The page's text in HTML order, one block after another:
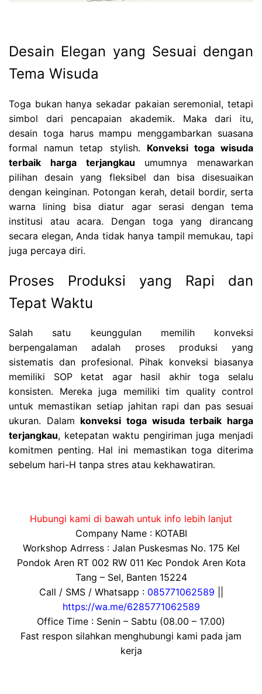
Desain Elegan yang Sesuai dengan
Tema Wisuda
Toga bukan hanya sekadar pakaian seremonial, tetapi
simbol dari pencapaian akademik. Maka dari itu,
desain toga harus mampu menggambarkan suasana
formal namun tetap stylish. Konveksi toga wisuda
terbaik harga terjangkau umumnya menawarkan
pilihan desain yang fleksibel dan bisa disesuaikan
dengan keinginan. Potongan kerah, detail bordir, serta
warna lining bisa diatur agar serasi dengan tema
institusi atau acara. Dengan toga yang dirancang
secara elegan, Anda tidak hanya tampil memukau, tapi
juga percaya diri.
Proses Produksi yang Rapi dan
Tepat Waktu
Salah satu keunggulan memilih konveksi
berpengalaman adalah proses produksi yang
sistematis dan profesional. Pihak konveksi biasanya
memiliki SOP ketat agar hasil akhir toga selalu
konsisten. Mereka juga memiliki tim quality control
untuk memastikan setiap jahitan rapi dan pas sesuai
ukuran. Dalam konveksi toga wisuda terbaik harga
terjangkau, ketepatan waktu pengiriman juga menjadi
komitmen penting. Hal ini memastikan toga diterima
sebelum hari-H tanpa stres atau kekhawatiran.
Hubungi kami di bawah untuk info lebih lanjut
Company Name : KOTABI
Workshop Adrress : Jalan Puskesmas No. 175 Kel
Pondok Aren RT 002 RW 011 Kec Pondok Aren Kota
Tang – Sel, Banten 15224
Call / SMS / Whatsapp : 085771062589
https://wa.me/6285771062589
Office Time : Senin – Sabtu (08.00 – 17.00)
Fast respon silahkan menghubungi kami pada jam
kerja